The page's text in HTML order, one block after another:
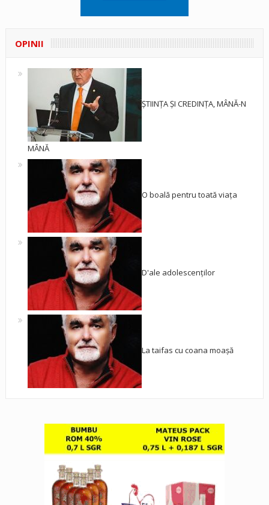
OPINII
ȘTIINȚA ȘI CREDINȚA, MÂNĂ-N
MÂNĂ
O boală pentru toată viața
D'ale adolescenților
La taifas cu coana moașă